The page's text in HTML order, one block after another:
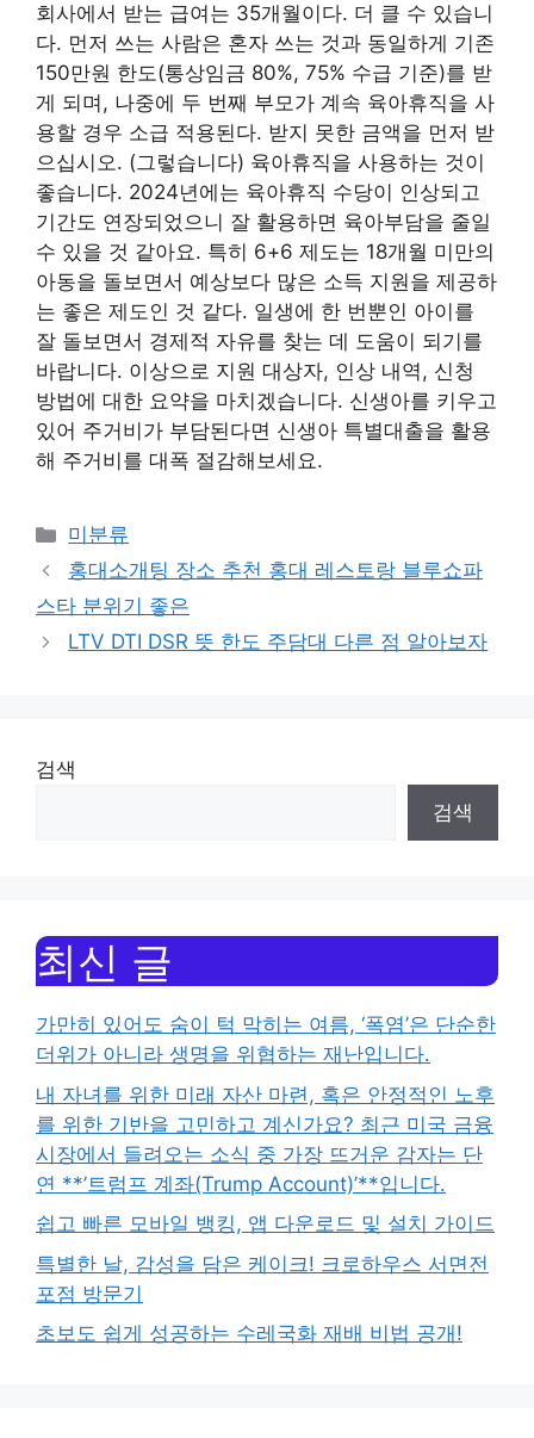
회사에서 받는 급여는 35개월이다. 더 클 수 있습니
다. 먼저 쓰는 사람은 혼자 쓰는 것과 동일하게 기존
150만원 한도(통상임금 80%, 75% 수급 기준)를 받
게 되며, 나중에 두 번째 부모가 계속 육아휴직을 사
용할 경우 소급 적용된다. 받지 못한 금액을 먼저 받
으십시오. (그렇습니다) 육아휴직을 사용하는 것이
좋습니다. 2024년에는 육아휴직 수당이 인상되고
기간도 연장되었으니 잘 활용하면 육아부담을 줄일
수 있을 것 같아요. 특히 6+6 제도는 18개월 미만의
아동을 돌보면서 예상보다 많은 소득 지원을 제공하
는 좋은 제도인 것 같다. 일생에 한 번뿐인 아이를
잘 돌보면서 경제적 자유를 찾는 데 도움이 되기를
바랍니다. 이상으로 지원 대상자, 인상 내역, 신청
방법에 대한 요약을 마치겠습니다. 신생아를 키우고
있어 주거비가 부담된다면 신생아 특별대출을 활용
해 주거비를 대폭 절감해보세요.
Categories
미분류
홍대소개팅 장소 추천 홍대 레스토랑 블루쇼파
스타 분위기 좋은
LTV DTI DSR 뜻 한도 주담대 다른 점 알아보자
검색
검색
최신 글
가만히 있어도 숨이 턱 막히는 여름, ‘폭염’은 단순한
더위가 아니라 생명을 위협하는 재난입니다.
내 자녀를 위한 미래 자산 마련, 혹은 안정적인 노후
를 위한 기반을 고민하고 계신가요? 최근 미국 금융
시장에서 들려오는 소식 중 가장 뜨거운 감자는 단
연 **’트럼프 계좌(Trump Account)’**입니다.
쉽고 빠른 모바일 뱅킹, 앱 다운로드 및 설치 가이드
특별한 날, 감성을 담은 케이크! 크로하우스 서면전
포점 방문기
초보도 쉽게 성공하는 수레국화 재배 비법 공개!